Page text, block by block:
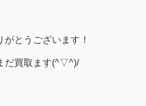
がとうございます！
だ買取ます(^▽^)/